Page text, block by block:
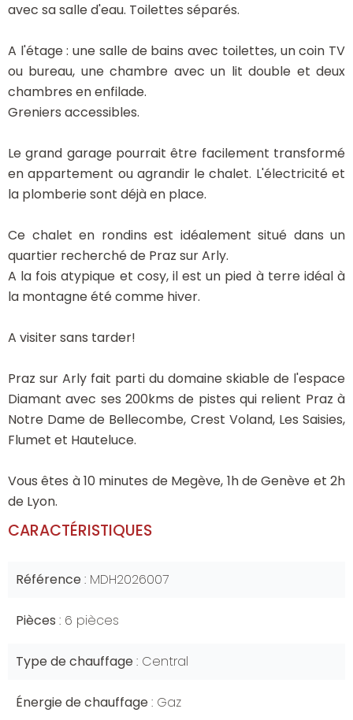
avec sa salle d'eau. Toilettes séparés.
A l'étage : une salle de bains avec toilettes, un coin TV
ou bureau, une chambre avec un lit double et deux
chambres en enfilade.
Greniers accessibles.
Le grand garage pourrait être facilement transformé
en appartement ou agrandir le chalet. L'électricité et
la plomberie sont déjà en place.
Ce chalet en rondins est idéalement situé dans un
quartier recherché de Praz sur Arly.
A la fois atypique et cosy, il est un pied à terre idéal à
la montagne été comme hiver.
A visiter sans tarder!
Praz sur Arly fait parti du domaine skiable de l'espace
Diamant avec ses 200kms de pistes qui relient Praz à
Notre Dame de Bellecombe, Crest Voland, Les Saisies,
Flumet et Hauteluce.
Vous êtes à 10 minutes de Megève, 1h de Genève et 2h
de Lyon.
CARACTÉRISTIQUES
Référence MDH2026007
Pièces 6 pièces
Type de chauffage Central
Énergie de chauffage Gaz